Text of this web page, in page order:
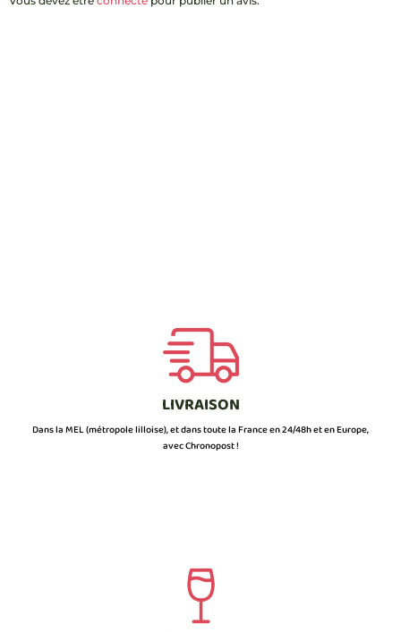
LIVRAISON
Dans la MEL (métropole lilloise), et dans toute la France en 24/48h et en Europe,
avec Chronopost !